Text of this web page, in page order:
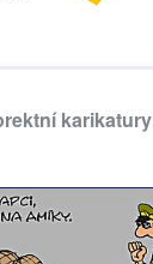
karikatury